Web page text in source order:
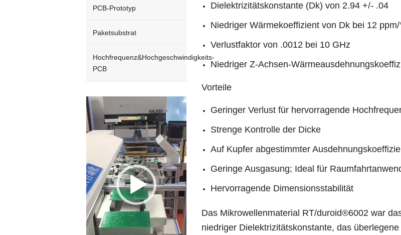
Dielektrizitätskonstante (Dk) von 2.94 +/- .04
Niedriger Wärmekoeffizient von Dk bei 12 ppm/
Verlustfaktor von .0012 bei 10 GHz
Niedriger Z-Achsen-
Vorteile
Geringer Verlust für hervorragende
Strenge Kontrolle der Dicke
Auf Kupfer abgestimmter
Geringe Ausgasung; Ideal für
Hervorragende Dimensionsstabilität
Das Mikrowellenmaterial RT/duroid®6002 war
niedriger Dielektrizitätskonstante, das
PCB-Prototyp
Paketsubstrat
Hochfrequenz&Hochgeschwindigkeits-
PCB
Video
Player